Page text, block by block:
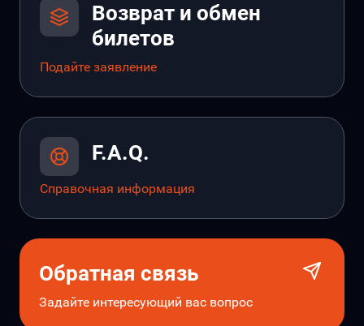
Возврат и обмен
билетов
Подайте заявление
F.A.Q.
Справочная информация
Обратная связь
Задайте интересующий вас вопрос